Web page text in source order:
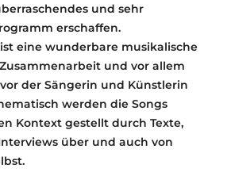
und sehr
erschaffen.
ist eine wunderbare musikalische
und vor allem
der Sängerin und Künstlerin
werden die Songs
Kontext gestellt durch Texte,
über und auch von